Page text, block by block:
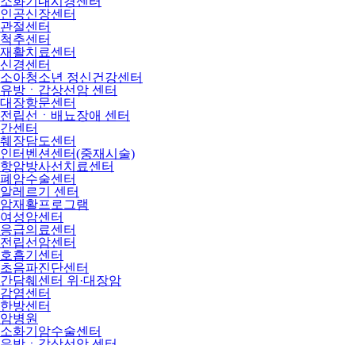
인공신장센터
관절센터
척추센터
재활치료센터
신경센터
소아청소년 정신건강센터
유방ㆍ갑상선암 센터
대장항문센터
전립선ㆍ배뇨장애 센터
간센터
췌장담도센터
인터벤션센터(중재시술)
항암방사선치료센터
폐암수술센터
알레르기 센터
암재활프로그램
여성암센터
응급의료센터
전립선암센터
호흡기센터
초음파진단센터
간담췌센터 위·대장암
감염센터
한방센터
암병원
소화기암수술센터